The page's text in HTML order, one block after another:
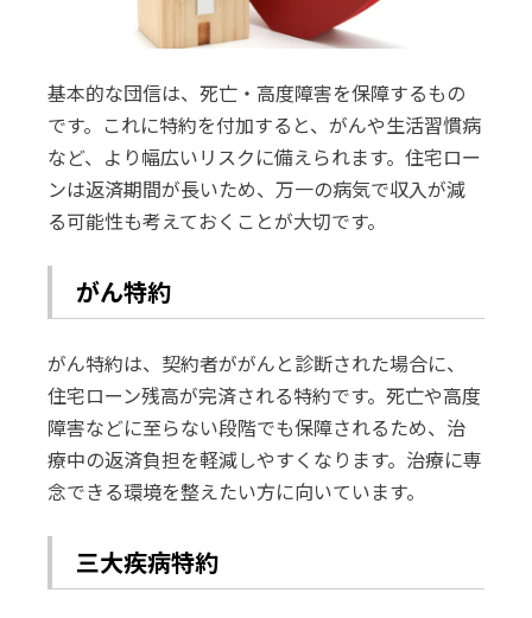
基本的な団信は、死亡・高度障害を保障するもの
です。これに特約を付加すると、がんや生活習慣病
など、より幅広いリスクに備えられます。住宅ロー
ンは返済期間が長いため、万一の病気で収入が減
る可能性も考えておくことが大切です。
がん特約
がん特約は、契約者ががんと診断された場合に、
住宅ローン残高が完済される特約です。死亡や高度
障害などに至らない段階でも保障されるため、治
療中の返済負担を軽減しやすくなります。治療に専
念できる環境を整えたい方に向いています。
三大疾病特約